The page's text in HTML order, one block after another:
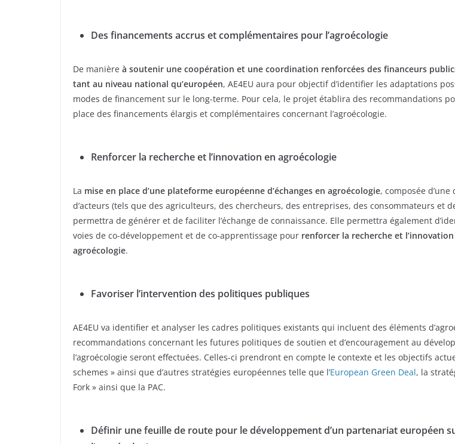
Des financements accrus et complémentaires pour l’agroécologie
De manière à soutenir une coopération et une coordination renforcées des financeurs
tant au niveau national qu’européen, AE4EU aura pour objectif d’identifier les adaptations
modes de financement sur le long-terme. Pour cela, le projet établira des recommandations
place des financements élargis et complémentaires concernant l’agroécologie.
Renforcer la recherche et l’innovation en agroécologie
La mise en place d’une plateforme européenne d’échanges en agroécologie, composée d’une
d’acteurs (tels que des agriculteurs, des chercheurs, des entreprises, des consommateurs et
permettra de générer et de faciliter l’échange de connaissance. Elle permettra également
voies de co-développement et de co-apprentissage pour renforcer la recherche et
agroécologie.
Favoriser l’intervention des politiques publiques
AE4EU va identifier et analyser les cadres politiques existants qui incluent des éléments
recommandations concernant les futures politiques de soutien et d’encouragement au
l’agroécologie seront effectuées. Celles-ci prendront en compte le contexte et les objectifs
schemes » ainsi que d’autres stratégies européennes telle que l’European Green Deal, la
Fork » ainsi que la PAC.
Définir une feuille de route pour le développement d’un partenariat européen